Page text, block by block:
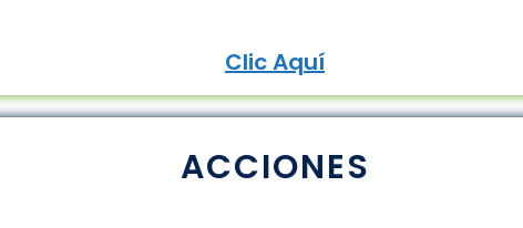
Clic Aquí
ACCIONES